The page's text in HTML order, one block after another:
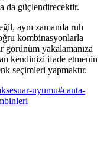
da güçlendirecektir.
aynı zamanda ruh
kombinasyonlarla
görünüm yakalamanıza
kendinizi ifade etmenin
seçimleri yapmaktır.
uyumu#canta-